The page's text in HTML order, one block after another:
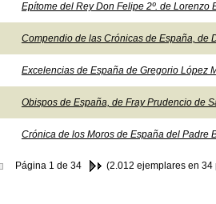
Epítome del Rey Don Felipe 2º. de Lorenzo
Compendio de las Crónicas de España, de
Excelencias de España de Gregorio López
Obispos de España, de Fray Prudencio de
Crónica de los Moros de España del Padre
Página 1 de 34 (2.012 ejemplares en 34